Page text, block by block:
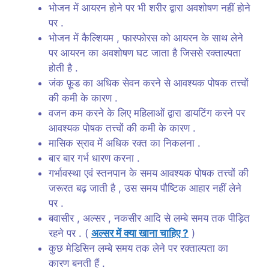
भोजन में आयरन होने पर भी शरीर द्वारा अवशोषण नहीं होने
पर .
भोजन में कैल्शियम , फास्फोरस को आयरन के साथ लेने
पर आयरन का अवशोषण घट जाता है जिससे रक्ताल्पता
होती है .
जंक फ़ूड का अधिक सेवन करने से आवश्यक पोषक तत्त्वों
की कमी के कारण .
वजन कम करने के लिए महिलाओं द्वारा डायटिंग करने पर
आवश्यक पोषक तत्त्वों की कमी के कारण .
मासिक स्राव में अधिक रक्त का निकलना .
बार बार गर्भ धारण करना .
गर्भावस्था एवं स्तनपान के समय आवश्यक पोषक तत्त्वों की
जरूरत बढ़ जाती है , उस समय पौष्टिक आहार नहीं लेने
पर .
बवासीर , अल्सर , नकसीर आदि से लम्बे समय तक पीड़ित
रहने पर . ( अल्सर में क्या खाना चाहिए ? )
कुछ मेडिसिन लम्बे समय तक लेने पर रक्ताल्पता का
कारण बनती हैं .